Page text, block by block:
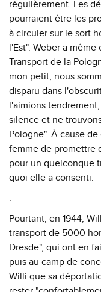
régulièrement. Les
pourraient être les
à circuler sur le sort
l'Est". Weber a
Transport de la
mon petit, nous
disparu dans
l'aimions
silence et ne
Pologne". À cause
femme de promettre
pour un quelconque
quoi elle a consenti.
.
Pourtant, en 1944,
transport de 5000
Dresde", qui ont en
puis au camp de
Willi que sa